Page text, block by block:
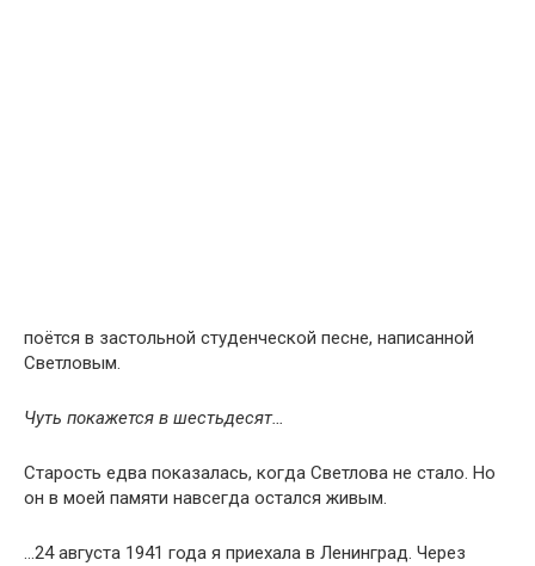
поётся в застольной студенческой песне, написанной
Светловым.
Чуть покажется в шестьдесят…
Старость едва показалась, когда Светлова не стало. Но
он в моей памяти навсегда остался живым.
…24 августа 1941 года я приехала в Ленинград. Через